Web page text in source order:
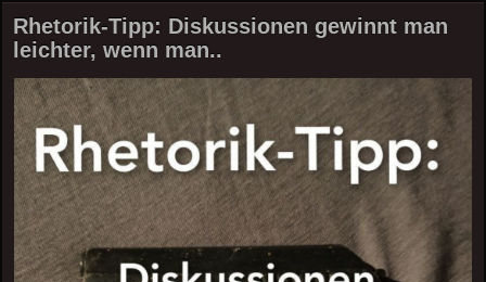
Rhetorik-Tipp: Diskussionen gewinnt man
leichter, wenn man..